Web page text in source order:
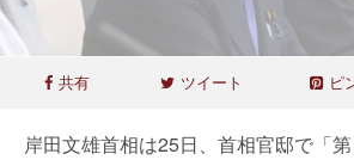
共有 ツイート ピ
岸田文雄首相は25日、首相官邸で「